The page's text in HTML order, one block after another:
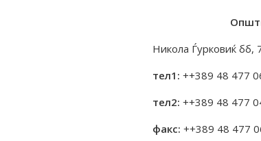
Никола Ѓурковиќ бб,
тел1: ++389 48 477
тел2: ++389 48 477
факс: ++389 48 477